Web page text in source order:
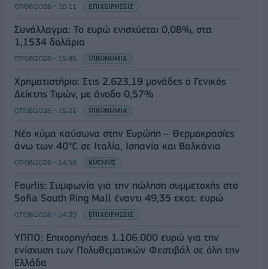
07/08/2026 - 16:11 ΕΠΙΧΕΙΡΗΣΕΙΣ
Συνάλλαγμα: Το ευρώ ενισχύεται 0,08%, στα
1,1534 δολάρια
07/08/2026 - 15:45 ΟΙΚΟΝΟΜΙΑ
Χρηματιστήριο: Στις 2.623,19 μονάδες ο Γενικός
Δείκτης Τιμών, με άνοδο 0,57%
07/08/2026 - 15:21 ΟΙΚΟΝΟΜΙΑ
Νέο κύμα καύσωνα στην Ευρώπη – Θερμοκρασίες
άνω των 40°C σε Ιταλία, Ισπανία και Βαλκάνια
07/08/2026 - 14:58 ΚΟΣΜΟΣ
Fourlis: Συμφωνία για την πώληση συμμετοχής στο
Sofia South Ring Mall έναντι 49,35 εκατ. ευρώ
07/08/2026 - 14:39 ΕΠΙΧΕΙΡΗΣΕΙΣ
ΥΠΠΟ: Επιχορηγήσεις 1.106.000 ευρώ για την
ενίσχυση των Πολυθεματικών Φεστιβάλ σε όλη την
Ελλάδα